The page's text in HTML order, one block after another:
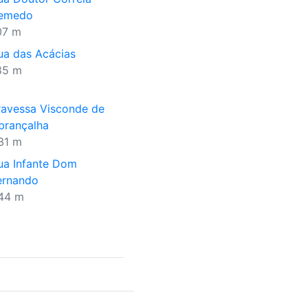
m
das Acácias
m
Visconde de
m
Infante Dom
m